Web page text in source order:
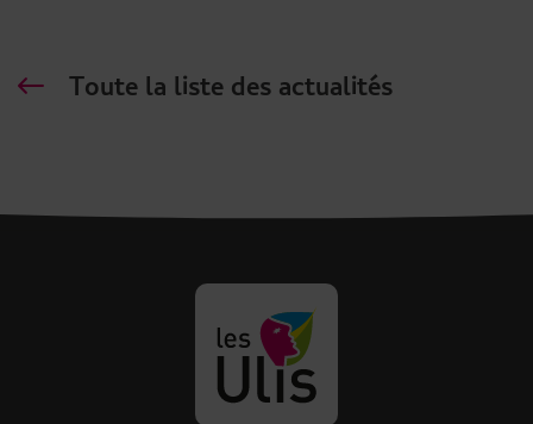
Toute la liste des actualités
Revenir à la page d'accueil des